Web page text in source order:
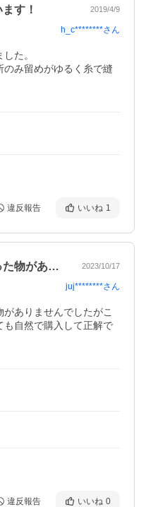
す！ 2019/4/9
h_c********さん
た。
み留めがゆるく糸で縫
違反報告 いいね 1
色々試して今までは気に入った物がありま… 2023/10/17
juj********さん
ありませんでしたがこ
自然で購入して正解で
違反報告 いいね 0